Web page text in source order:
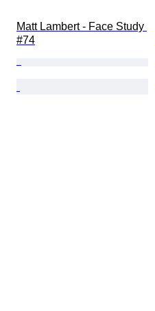
Matt Lambert - Face Study
#74